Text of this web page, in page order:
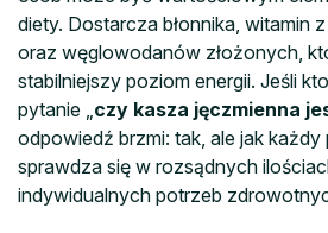
diety. Dostarcza błonnika, witamin
oraz węglowodanów złożonych,
stabilniejszy poziom energii. Jeśli
pytanie „czy kasza jęczmienna
odpowiedź brzmi: tak, ale jak każdy
sprawdza się w rozsądnych
indywidualnych potrzeb